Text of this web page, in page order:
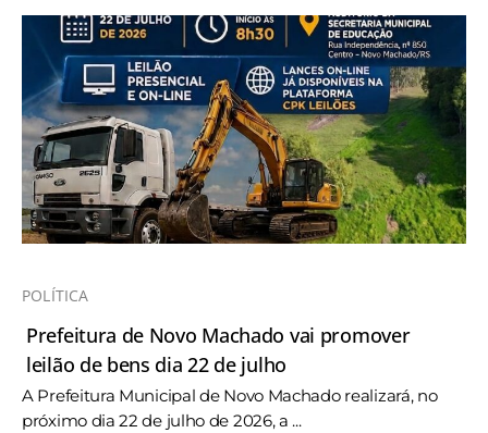
POLÍTICA
Prefeitura de Novo Machado vai promover
leilão de bens dia 22 de julho
A Prefeitura Municipal de Novo Machado realizará, no
próximo dia 22 de julho de 2026, a ...